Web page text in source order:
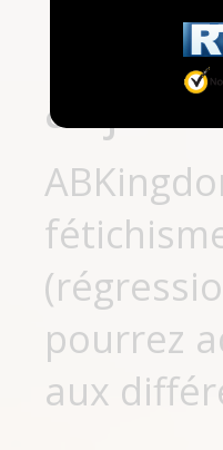
Pas
pourrez
aux